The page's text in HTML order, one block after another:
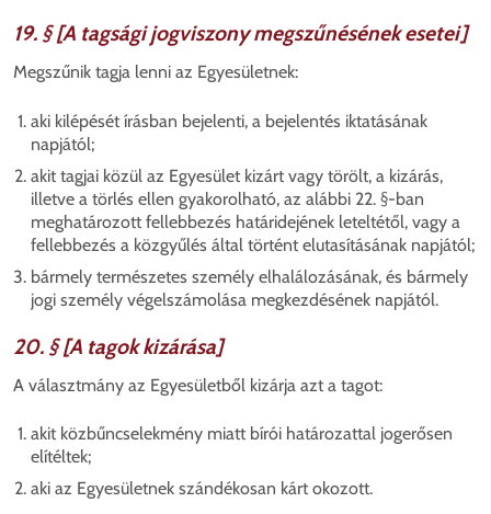
19. § [A tagsági jogviszony megszűnésének esetei]
Megszűnik tagja lenni az Egyesületnek:
aki kilépését írásban bejelenti, a bejelentés iktatásának
napjától;
akit tagjai közül az Egyesület kizárt vagy törölt, a kizárás,
illetve a törlés ellen gyakorolható, az alábbi 22. §-ban
meghatározott fellebbezés határidejének leteltétől, vagy a
fellebbezés a közgyűlés által történt elutasításának napjától;
bármely természetes személy elhalálozásának, és bármely
jogi személy végelszámolása megkezdésének napjától.
20. § [A tagok kizárása]
A választmány az Egyesületből kizárja azt a tagot:
akit közbűncselekmény miatt bírói határozattal jogerősen
elítéltek;
aki az Egyesületnek szándékosan kárt okozott.